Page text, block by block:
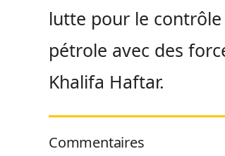
lutte pour le contrôle
pétrole avec des
Khalifa Haftar.
Commentaires